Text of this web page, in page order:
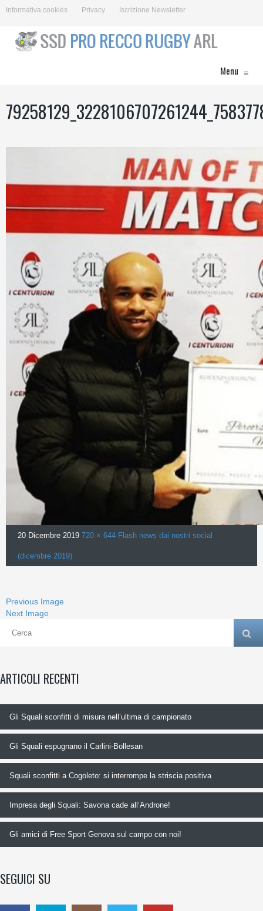
Informativa cookies Privacy Iscrizione Newsletter
Menu ≡
20 Dicembre 2019 720 × 644 Flash news dai nostri social
(dicembre 2019)
Previous Image
Next Image
ARTICOLI RECENTI
Gli Squali sconfitti di misura nell’ultima di campionato
Gli Squali espugnano il Carlini-Bollesan
Squali sconfitti a Cogoleto: si interrompe la striscia positiva
Impresa degli Squali: Savona cade all’Androne!
Gli amici di Free Sport Genova sul campo con noi!
SEGUICI SU